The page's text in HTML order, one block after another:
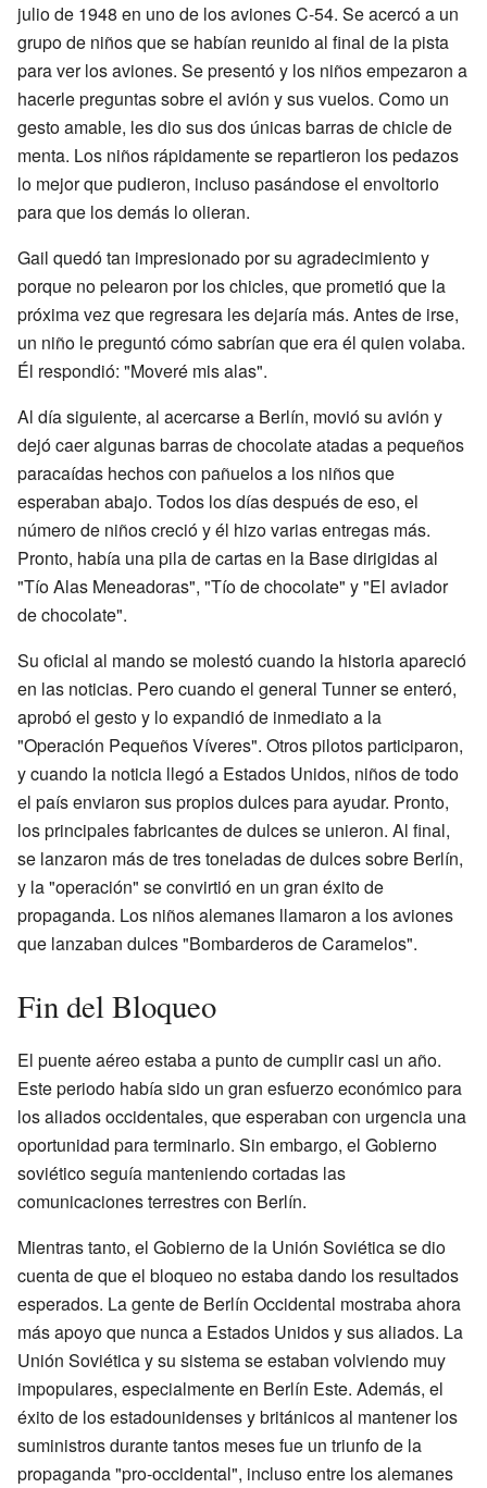
julio de 1948 en uno de los aviones C-54. Se acercó a un
grupo de niños que se habían reunido al final de la pista
para ver los aviones. Se presentó y los niños empezaron a
hacerle preguntas sobre el avión y sus vuelos. Como un
gesto amable, les dio sus dos únicas barras de chicle de
menta. Los niños rápidamente se repartieron los pedazos
lo mejor que pudieron, incluso pasándose el envoltorio
para que los demás lo olieran.
Gail quedó tan impresionado por su agradecimiento y
porque no pelearon por los chicles, que prometió que la
próxima vez que regresara les dejaría más. Antes de irse,
un niño le preguntó cómo sabrían que era él quien volaba.
Él respondió: "Moveré mis alas".
Al día siguiente, al acercarse a Berlín, movió su avión y
dejó caer algunas barras de chocolate atadas a pequeños
paracaídas hechos con pañuelos a los niños que
esperaban abajo. Todos los días después de eso, el
número de niños creció y él hizo varias entregas más.
Pronto, había una pila de cartas en la Base dirigidas al
"Tío Alas Meneadoras", "Tío de chocolate" y "El aviador
de chocolate".
Su oficial al mando se molestó cuando la historia apareció
en las noticias. Pero cuando el general Tunner se enteró,
aprobó el gesto y lo expandió de inmediato a la
"Operación Pequeños Víveres". Otros pilotos participaron,
y cuando la noticia llegó a Estados Unidos, niños de todo
el país enviaron sus propios dulces para ayudar. Pronto,
los principales fabricantes de dulces se unieron. Al final,
se lanzaron más de tres toneladas de dulces sobre Berlín,
y la "operación" se convirtió en un gran éxito de
propaganda. Los niños alemanes llamaron a los aviones
que lanzaban dulces "Bombarderos de Caramelos".
Fin del Bloqueo
El puente aéreo estaba a punto de cumplir casi un año.
Este periodo había sido un gran esfuerzo económico para
los aliados occidentales, que esperaban con urgencia una
oportunidad para terminarlo. Sin embargo, el Gobierno
soviético seguía manteniendo cortadas las
comunicaciones terrestres con Berlín.
Mientras tanto, el Gobierno de la Unión Soviética se dio
cuenta de que el bloqueo no estaba dando los resultados
esperados. La gente de Berlín Occidental mostraba ahora
más apoyo que nunca a Estados Unidos y sus aliados. La
Unión Soviética y su sistema se estaban volviendo muy
impopulares, especialmente en Berlín Este. Además, el
éxito de los estadounidenses y británicos al mantener los
suministros durante tantos meses fue un triunfo de la
propaganda "pro-occidental", incluso entre los alemanes